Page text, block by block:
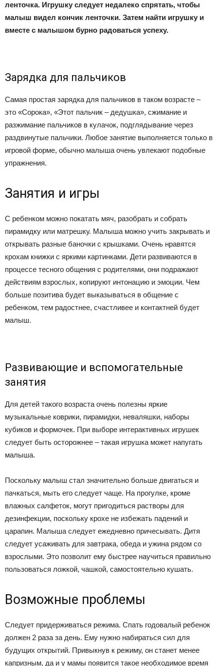
ленточка. Игрушку следует недалеко спрятать, чтобы
малыш видел кончик ленточки. Затем найти игрушку и
вместе с малышом бурно радоваться успеху.
Зарядка для пальчиков
Самая простая зарядка для пальчиков в таком возрасте –
это «Сорока», «Этот пальчик – дедушка», сжимание и
разжимание пальчиков в кулачок, подглядывание через
раздвинутые пальчики. Любое занятие выполняется только в
игровой форме, обычно малыша очень увлекают подобные
упражнения.
Занятия и игры
С ребенком можно покатать мяч, разобрать и собрать
пирамидку или матрешку. Малыша можно учить закрывать и
открывать разные баночки с крышками. Очень нравятся
крохам книжки с яркими картинками. Дети развиваются в
процессе тесного общения с родителями, они подражают
действиям взрослых, копируют интонацию и эмоции. Чем
больше позитива будет выказываться в общение с
ребенком, тем радостнее, счастливее и контактней будет
малыш.
Развивающие и вспомогательные
занятия
Для детей такого возраста очень полезны яркие
музыкальные коврики, пирамидки, неваляшки, наборы
кубиков и формочек. При выборе интерактивных игрушек
следует быть осторожнее – такая игрушка может напугать
малыша.
Поскольку малыш стал значительно больше двигаться и
пачкаться, мыть его следует чаще. На прогулке, кроме
влажных салфеток, могут пригодиться растворы для
дезинфекции, поскольку крохе не избежать падений и
царапин. Малыша следует ежедневно причесывать. Дитя
следует усаживать для завтрака, обеда и ужина рядом со
взрослыми. Это позволит ему быстрее научиться правильно
пользоваться ложкой, чашкой, самостоятельно кушать.
Возможные проблемы
Следует придерживаться режима. Спать годовалый ребенок
должен 2 раза за день. Ему нужно набираться сил для
будущих открытий. Привыкнув к режиму, он станет менее
капризным, да и у мамы появится такое необходимое время